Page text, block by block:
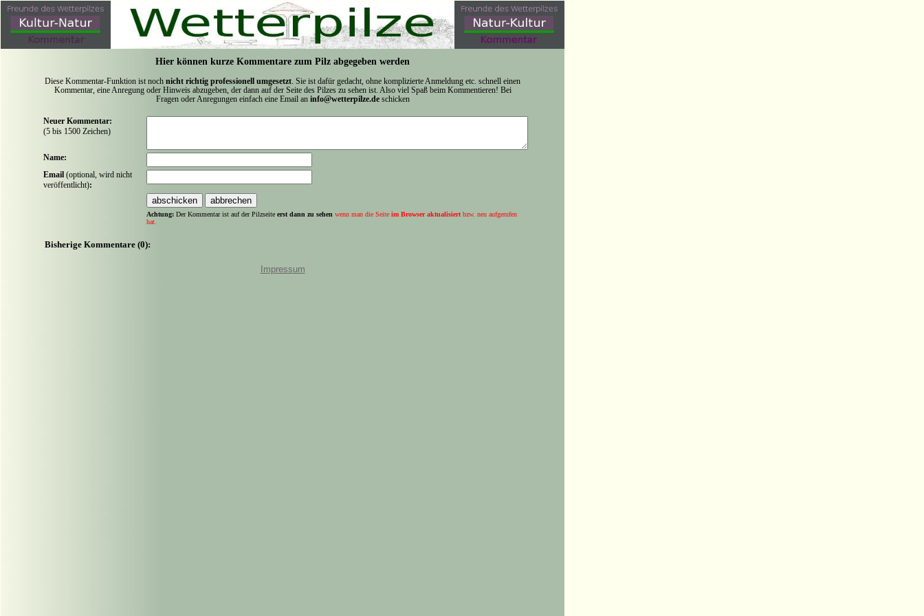
Hier können kurze Kommentare zum Pilz abgegeben werden
Diese Kommentar-Funktion ist noch nicht richtig professionell umgesetzt . Sie ist dafür gedacht, ohne komplizierte Anmeldung etc. schnell einen
Kommentar, eine Anregung oder Hinweis abzugeben, der dann auf der Seite des Pilzes zu sehen ist. Also viel Spaß beim Kommentieren! Bei
Fragen oder Anregungen einfach eine Email an info@wetterpilze.deschicken
Neuer Kommentar:
(5 bis 1500 Zeichen)
Name:
Email (optional, wird nicht
veröffentlicht):
Achtung: Der Kommentar ist auf der Pilzseite erst dann zu sehen wenn man die Seite im Browser aktualisiert bzw. neu aufgerufen
hat.
Bisherige Kommentare (0):
Impressum